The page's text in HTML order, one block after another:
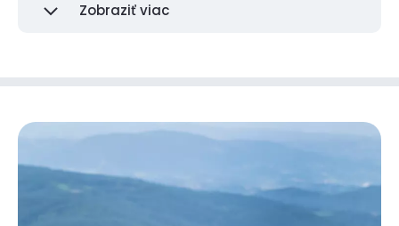
Zobraziť viac